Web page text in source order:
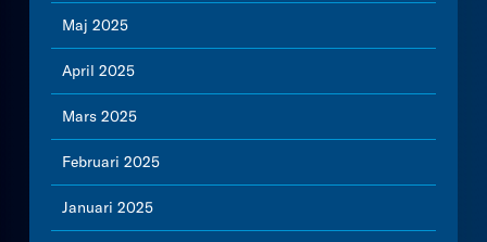
Maj 2025
April 2025
Mars 2025
Februari 2025
Januari 2025